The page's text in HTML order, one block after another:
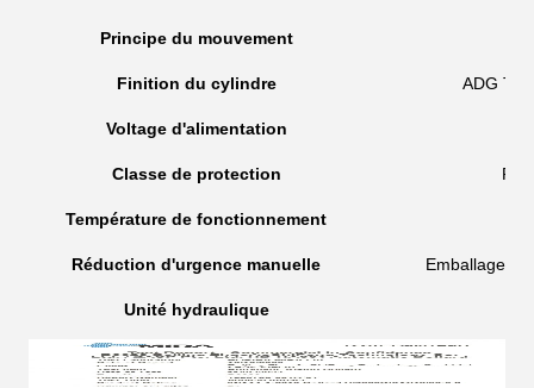
Principe du mouvement
Finition du cylindre ADG
Voltage d'alimentation
Classe de protection
Température de fonctionnement
Réduction d'urgence manuelle Emballage
Unité hydraulique